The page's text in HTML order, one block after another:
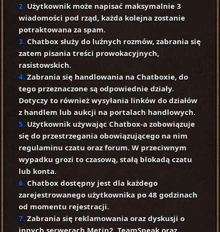
2. Użytkownik może napisać maksymalnie 3
wiadomości pod rząd, każda kolejna zostanie
potraktowana za spam.
3. Chatbox służy do luźnych rozmów, zabrania się
zatem pisania treści prowokacyjnych,
rasistowskich.
4. Zabrania się handlowania na Chatboxie, do
tego przeznaczone są odpowiednie działy.
Dotyczy to również wysyłania linków do działów
z handlem lub aukcji na portalach handlowych.
5. Użytkownik używając Chatbox-a zobowiązuje
się do przestrzegania obowiązującego na nim
regulaminu czatu oraz forum. W przeciwnym
wypadku grozi to czasową, stałą blokadą czatu
lub konta.
6. Chatbox dostępny jest dla każdego
zarejestrowanego użytkownika po 48 godzinach
od momentu rejestracji.
7. Zabrania się reklamowania oraz dyskusji o
innych serwerach Metin2, TeamSpeak oraz